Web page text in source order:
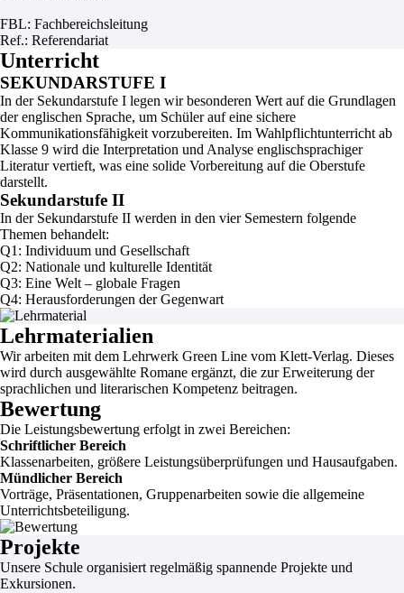
FBL: Fachbereichsleitung
Ref.: Referendariat
Unterricht
SEKUNDARSTUFE I
In der Sekundarstufe I legen wir besonderen Wert auf die Grundlagen
der englischen Sprache, um Schüler auf eine sichere
Kommunikationsfähigkeit vorzubereiten. Im Wahlpflichtunterricht ab
Klasse 9 wird die Interpretation und Analyse englischsprachiger
Literatur vertieft, was eine solide Vorbereitung auf die Oberstufe
darstellt.
Sekundarstufe II
In der Sekundarstufe II werden in den vier Semestern folgende
Themen behandelt:
Q1: Individuum und Gesellschaft
Q2: Nationale und kulturelle Identität
Q3: Eine Welt – globale Fragen
Q4: Herausforderungen der Gegenwart
Lehrmaterialien
Wir arbeiten mit dem Lehrwerk Green Line vom Klett-Verlag. Dieses
wird durch ausgewählte Romane ergänzt, die zur Erweiterung der
sprachlichen und literarischen Kompetenz beitragen.
Bewertung
Die Leistungsbewertung erfolgt in zwei Bereichen:
Schriftlicher Bereich
Klassenarbeiten, größere Leistungsüberprüfungen und Hausaufgaben.
Mündlicher Bereich
Vorträge, Präsentationen, Gruppenarbeiten sowie die allgemeine
Unterrichtsbeteiligung.
Projekte
Unsere Schule organisiert regelmäßig spannende Projekte und
Exkursionen.